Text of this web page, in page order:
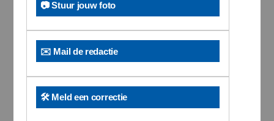
📷 Stuur jouw foto
✉️ Mail de redactie
🛠️ Meld een correctie